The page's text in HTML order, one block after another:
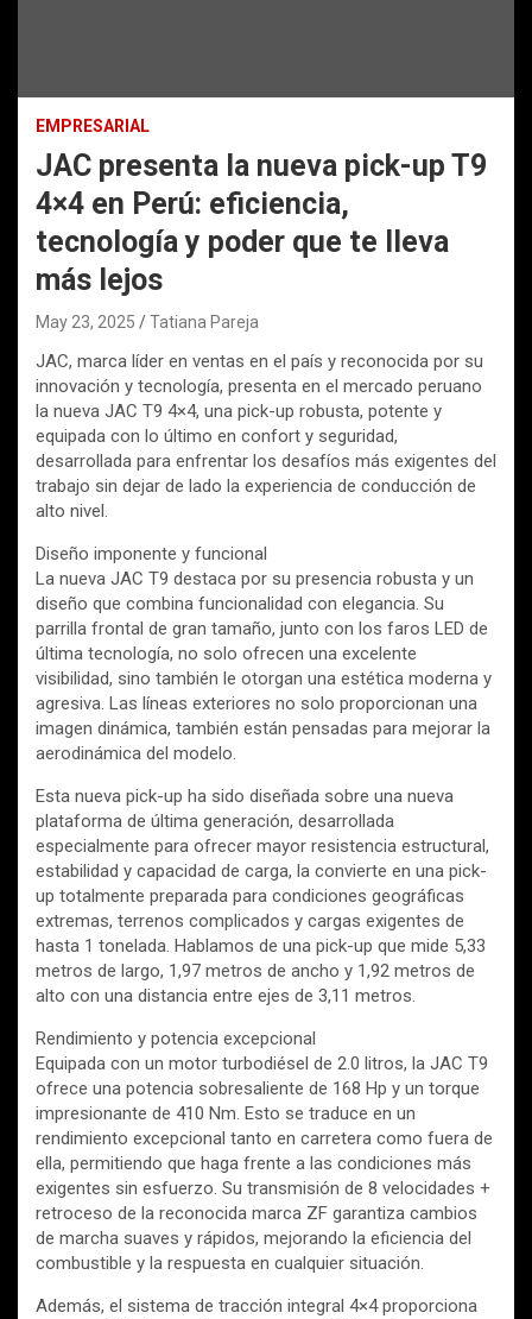
EMPRESARIAL
JAC presenta la nueva pick-up T9
4×4 en Perú: eficiencia,
tecnología y poder que te lleva
más lejos
May 23, 2025 Tatiana Pareja
JAC, marca líder en ventas en el país y reconocida por su
innovación y tecnología, presenta en el mercado peruano
la nueva JAC T9 4×4, una pick-up robusta, potente y
equipada con lo último en confort y seguridad,
desarrollada para enfrentar los desafíos más exigentes del
trabajo sin dejar de lado la experiencia de conducción de
alto nivel.
Diseño imponente y funcional
La nueva JAC T9 destaca por su presencia robusta y un
diseño que combina funcionalidad con elegancia. Su
parrilla frontal de gran tamaño, junto con los faros LED de
última tecnología, no solo ofrecen una excelente
visibilidad, sino también le otorgan una estética moderna y
agresiva. Las líneas exteriores no solo proporcionan una
imagen dinámica, también están pensadas para mejorar la
aerodinámica del modelo.
Esta nueva pick-up ha sido diseñada sobre una nueva
plataforma de última generación, desarrollada
especialmente para ofrecer mayor resistencia estructural,
estabilidad y capacidad de carga, la convierte en una pick-
up totalmente preparada para condiciones geográficas
extremas, terrenos complicados y cargas exigentes de
hasta 1 tonelada. Hablamos de una pick-up que mide 5,33
metros de largo, 1,97 metros de ancho y 1,92 metros de
alto con una distancia entre ejes de 3,11 metros.
Rendimiento y potencia excepcional
Equipada con un motor turbodiésel de 2.0 litros, la JAC T9
ofrece una potencia sobresaliente de 168 Hp y un torque
impresionante de 410 Nm. Esto se traduce en un
rendimiento excepcional tanto en carretera como fuera de
ella, permitiendo que haga frente a las condiciones más
exigentes sin esfuerzo. Su transmisión de 8 velocidades +
retroceso de la reconocida marca ZF garantiza cambios
de marcha suaves y rápidos, mejorando la eficiencia del
combustible y la respuesta en cualquier situación.
Además, el sistema de tracción integral 4×4 proporciona